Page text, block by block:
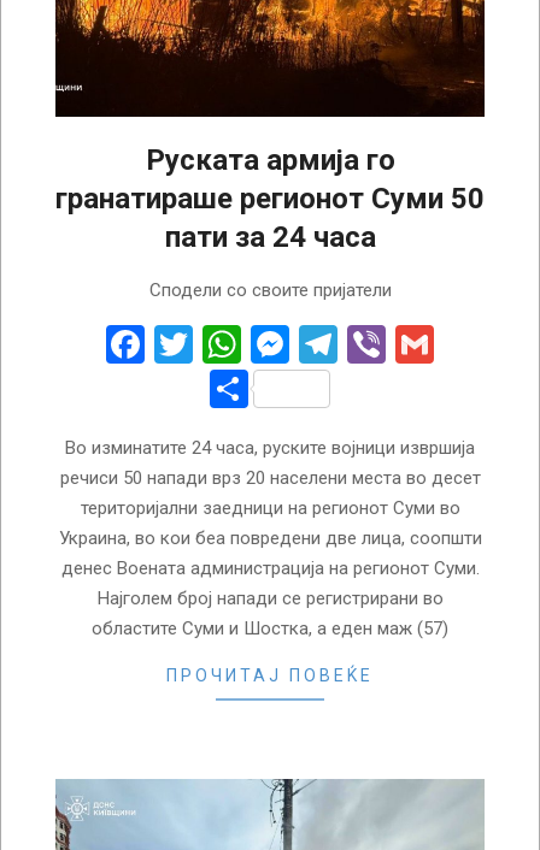
Руската армија го
гранатираше регионот Суми 50
пати за 24 часа
Сподели со своите пријатели
Facebook
Twitter
WhatsApp
Messenger
Telegram
Viber
Share
Во изминатите 24 часа, руските војници извршија
речиси 50 напади врз 20 населени места во десет
територијални заедници на регионот Суми во
Украина, во кои беа повредени две лица, соопшти
денес Воената администрација на регионот Суми.
Најголем број напади се регистрирани во
областите Суми и Шостка, а еден маж (57)
ПРОЧИТАЈ ПОВЕЌЕ